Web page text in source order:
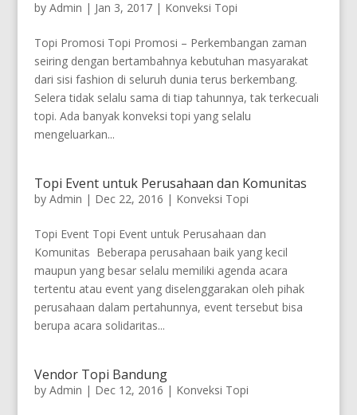
by Admin | Jan 3, 2017| Konveksi Topi
Topi Promosi Topi Promosi – Perkembangan zaman
seiring dengan bertambahnya kebutuhan masyarakat
dari sisi fashion di seluruh dunia terus berkembang.
Selera tidak selalu sama di tiap tahunnya, tak terkecuali
topi. Ada banyak konveksi topi yang selalu
mengeluarkan...
Topi Event untuk Perusahaan dan Komunitas
by Admin | Dec 22, 2016 | Konveksi Topi
Topi Event Topi Event untuk Perusahaan dan
Komunitas Beberapa perusahaan baik yang kecil
maupun yang besar selalu memiliki agenda acara
tertentu atau event yang diselenggarakan oleh pihak
perusahaan dalam pertahunnya, event tersebut bisa
berupa acara solidaritas...
Vendor Topi Bandung
by Admin | Dec 12, 2016 | Konveksi Topi